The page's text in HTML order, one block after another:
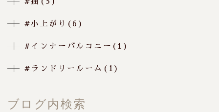
#小上がり(6)
#インナーバルコニー(1)
#ランドリールーム(1)
ブログ内検索